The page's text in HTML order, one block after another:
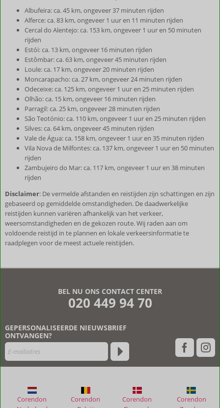
Albufeira: ca. 45 km, ongeveer 37 minuten rijden
Alferce: ca. 83 km, ongeveer 1 uur en 11 minuten rijden
Cercal do Alentejo: ca. 153 km, ongeveer 1 uur en 50 minuten
rijden
Estói: ca. 13 km, ongeveer 16 minuten rijden
Estômbar: ca. 63 km, ongeveer 45 minuten rijden
Loule: ca. 17 km, ongeveer 20 minuten rijden
Moncarapacho: ca. 27 km, ongeveer 24 minuten rijden
Odeceixe: ca. 125 km, ongeveer 1 uur en 25 minuten rijden
Olhão: ca. 15 km, ongeveer 16 minuten rijden
Parragil: ca. 25 km, ongeveer 28 minuten rijden
São Teotónio: ca. 110 km, ongeveer 1 uur en 25 minuten rijden
Silves: ca. 64 km, ongeveer 45 minuten rijden
Vale de Água: ca. 158 km, ongeveer 1 uur en 35 minuten rijden
Vila Nova de Milfontes: ca. 137 km, ongeveer 1 uur en 50 minuten
rijden
Zambujeiro do Mar: ca. 117 km, ongeveer 1 uur en 38 minuten
rijden
Disclaimer: De vermelde afstanden en reistijden zijn schattingen en zijn
gebaseerd op gemiddelde omstandigheden. De daadwerkelijke
reistijden kunnen variëren afhankelijk van het verkeer,
weersomstandigheden en de gekozen route. Wij raden aan om
voldoende reistijd in te plannen en lokale verkeersinformatie te
raadplegen voor de meest actuele reistijden.
na
hun
verblijf
in
Beoordelingen
BEL NU ONS CONTACT CENTER
020 449 94 70
GEPERSONALISEERDE NIEUWSBRIEF
ONTVANGEN?
Corendon
Corendon
Corendon
Corendon